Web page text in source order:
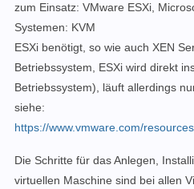
zum Einsatz: VMware ESXi,
Systemen: KVM
ESXi benötigt, so wie auch XEN
Betriebssystem, ESXi wird direkt
Betriebssystem), läuft allerdings
siehe:
https://www.vmware.com/
Die Schritte für das Anlegen,
virtuellen Maschine sind bei allen